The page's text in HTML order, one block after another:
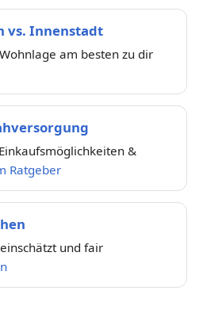
vs. Innenstadt
am besten zu dir
&
Ratgeber
und fair